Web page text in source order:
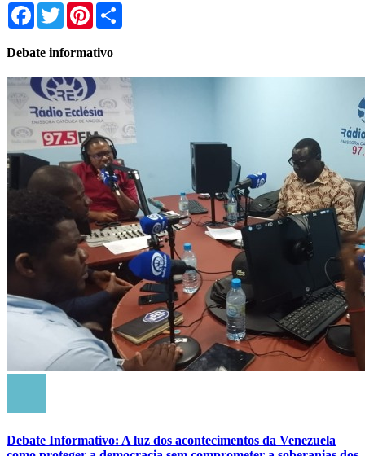
Facebook
TwitterPinterest
Debate informativo
Debate Informativo: A luz dos acontecimentos da Venezuela